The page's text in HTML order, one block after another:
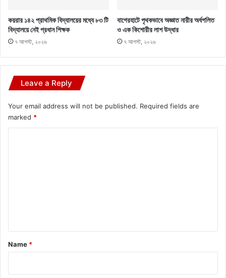
কয়রার ১৪২ প্রাথমিক বিদ্যালয়ের মধ্যে ৮৩ টি
বিদ্যালয়ে নেই প্রধান শিক্ষক
৭ আগস্ট, ২০২৬
বাগেরহাটে পৃথকভাবে অজ্ঞাত নারীর অর্ধগলিত
ও এক কিশোরীর লাশ উদ্ধার
৭ আগস্ট, ২০২৬
Leave a Reply
Your email address will not be published. Required fields are
marked *
*
Name *